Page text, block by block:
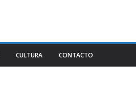
CULTURA CONTACTO